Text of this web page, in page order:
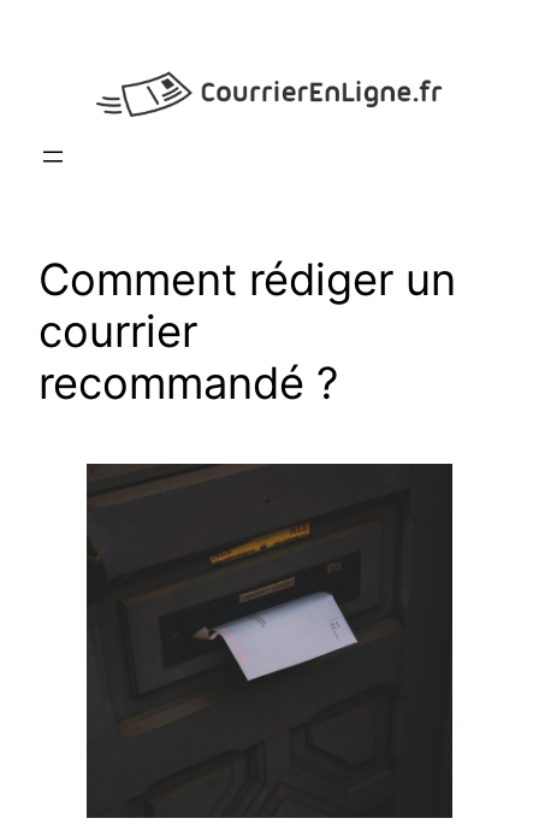
Comment rédiger un
courrier
recommandé ?